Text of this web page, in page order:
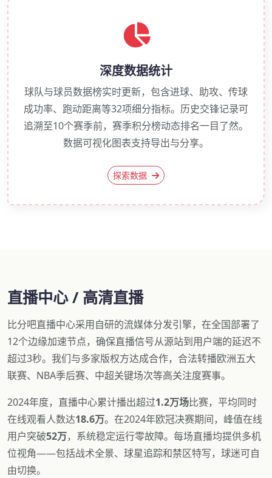
深度数据统计
球队与球员数据榜实时更新，包含进球、助攻、传球
成功率、跑动距离等32项细分指标。历史交锋记录可
追溯至10个赛季前，赛季积分榜动态排名一目了然。
数据可视化图表支持导出与分享。
探索数据
直播中心 / 高清直播
比分吧直播中心采用自研的流媒体分发引擎，在全国部署了
12个边缘加速节点，确保直播信号从源站到用户端的延迟不
超过3秒。我们与多家版权方达成合作，合法转播欧洲五大
联赛、NBA季后赛、中超关键场次等高关注度赛事。
2024年度，直播中心累计播出超过1.2万场比赛，平均同时
在线观看人数达18.6万。在2024年欧冠决赛期间，峰值在线
用户突破52万，系统稳定运行零故障。每场直播均提供多机
位视角——包括战术全景、球星追踪和禁区特写，球迷可自
由切换。